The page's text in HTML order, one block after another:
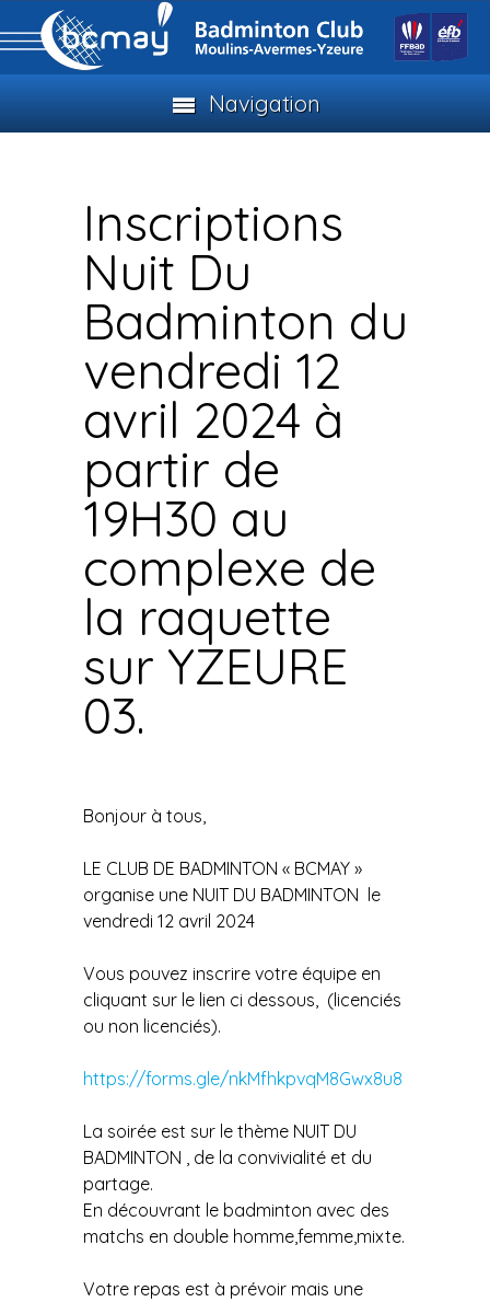
Navigation
Inscriptions
Nuit Du
Badminton du
vendredi 12
avril 2024 à
partir de
19H30 au
complexe de
la raquette
sur YZEURE
03.
Bonjour à tous,
LE CLUB DE BADMINTON « BCMAY »
organise une NUIT DU BADMINTON le
vendredi 12 avril 2024
Vous pouvez inscrire votre équipe en
cliquant sur le lien ci dessous, (licenciés
ou non licenciés).
https://forms.gle/nkMfhkpvqM8Gwx8u8
La soirée est sur le thème NUIT DU
BADMINTON , de la convivialité et du
partage.
En découvrant le badminton avec des
matchs en double homme,femme,mixte.
Votre repas est à prévoir mais une